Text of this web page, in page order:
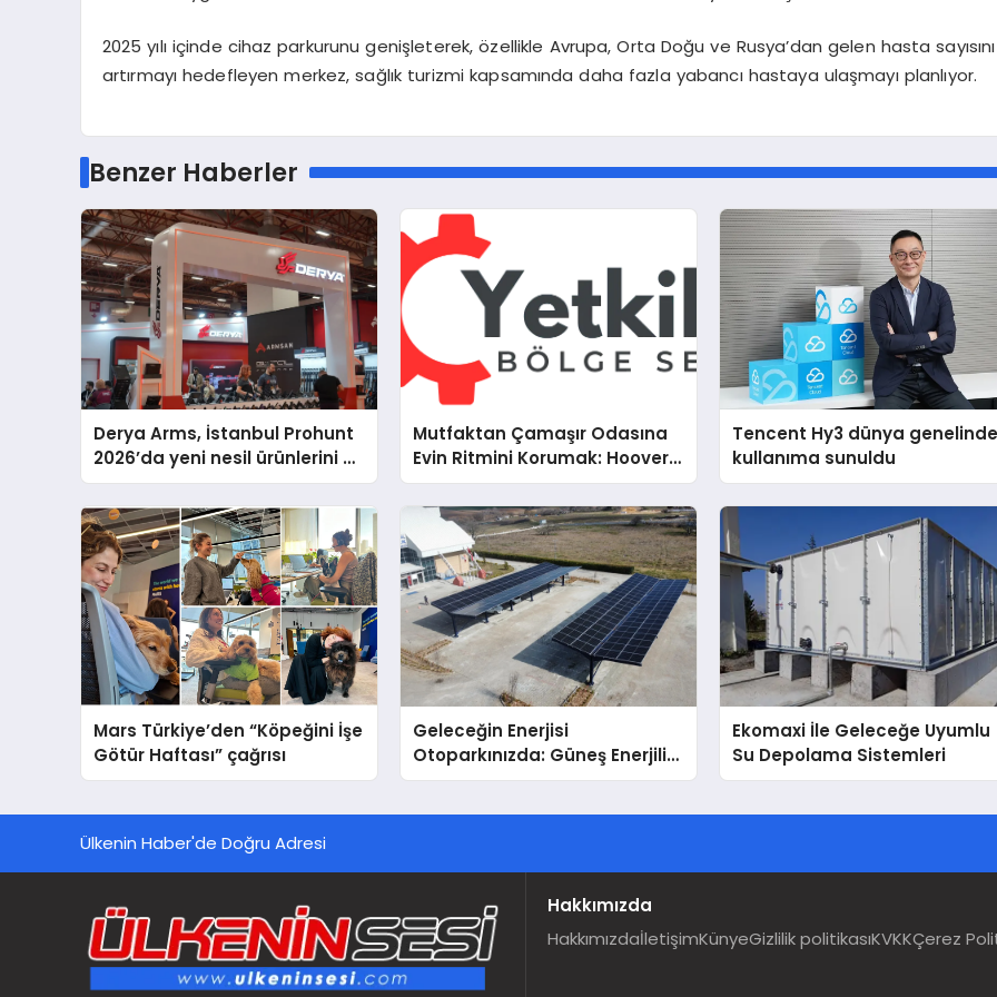
2025 yılı içinde cihaz parkurunu genişleterek, özellikle Avrupa, Orta Doğu ve Rusya’dan gelen hasta sayısını
artırmayı hedefleyen merkez, sağlık turizmi kapsamında daha fazla yabancı hastaya ulaşmayı planlıyor.
Benzer Haberler
Derya Arms, İstanbul Prohunt
2026’da yeni nesil ürünlerini ve
global marka vizyonunu
sergiledi
Mutfaktan Çamaşır Odasına
Evin Ritmini Korumak: Hoover
Cihazlarında Dürüst Teknik
Destek Deneyimi
Tencent Hy3 dünya
kullanıma sunuldu
Mars Türkiye’den “Köpeğini İşe
Götür Haftası” çağrısı
Geleceğin Enerjisi
Otoparkınızda: Güneş Enerjili
Carport (Solar Otopark)
Ekomaxi İle Geleceğe Uyumlu
Su Depolama Sistemleri
Ülkenin Haber'de Doğru Adresi
Hakkımızda
HakkımızdaİletişimKünyeGizlilik politikasıKVKKÇerez